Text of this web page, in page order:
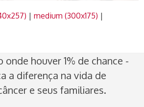
|medium (300x175) |
onde houver 1% de chance -
a diferença na vida de
e seus familiares.